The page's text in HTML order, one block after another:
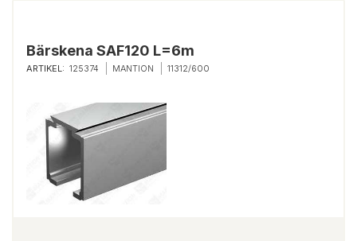
Bärskena SAF120 L=6m
ARTIKEL: 125374 MANTION 11312/600